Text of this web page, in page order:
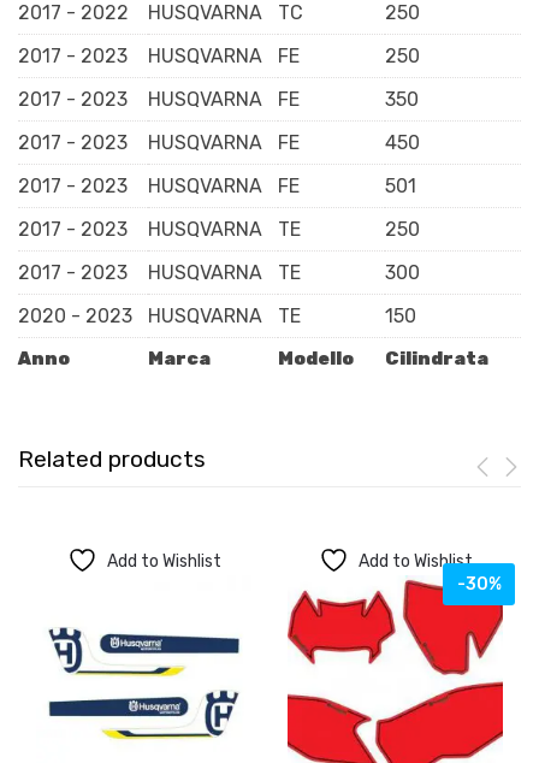
Anno Marca Modello Cilindrata
2017 - 2022
HUSQVARNA TC
250
2017 - 2023
HUSQVARNA FE
250
2017 - 2023
HUSQVARNA FE
350
2017 - 2023
HUSQVARNA FE
450
2017 - 2023
HUSQVARNA FE
501
2017 - 2023
HUSQVARNA TE
250
2017 - 2023
HUSQVARNA TE
300
2020 - 2023
HUSQVARNA TE 150
Related products
Add to Wishlist
Add to Wishlist
-30%